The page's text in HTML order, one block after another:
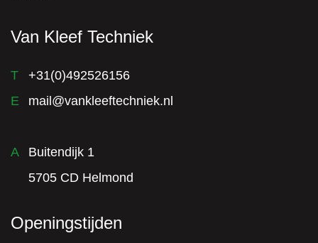
Van Kleef Techniek
T
+31(0)492526156
E
mail@vankleeftechniek.nl
A
Buitendijk 1
5705 CD Helmond
Openingstijden